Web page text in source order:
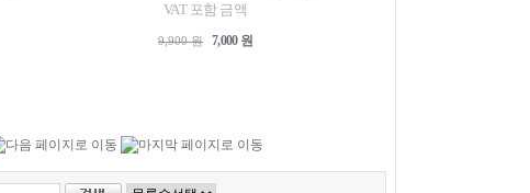
VAT 포함 금액
9,900 원 7,000 원